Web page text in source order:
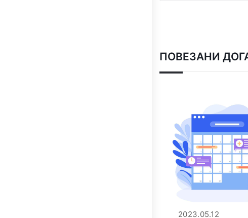
ПОВЕЗАНИ
2023.05.12